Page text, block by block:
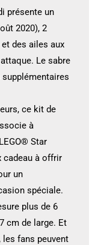
présente un
2020), 2
des ailes aux
Le sabre
supplémentaires
ce kit de
à
Star
cadeau à offrir
un
spéciale.
plus de 6
cm de large. Et
fans peuvent